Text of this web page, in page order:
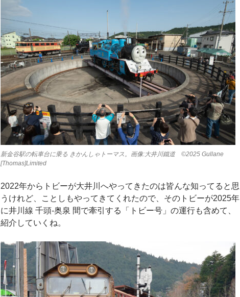
新金谷駅の転車台に乗る きかんしゃトーマス。画像:大井川鐵道 ©2025 Gullane
[Thomas]Limited
2022年からトビーが大井川へやってきたのは皆んな知ってると思
うけれど、ことしもやってきてくれたので、そのトビーが2025年
に井川線 千頭-奥泉 間で牽引する「トビー号」の運行も含めて、
紹介していくね。